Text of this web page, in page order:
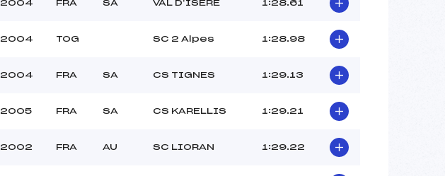
2004 FRA SA VAL D’ISERE 1:28.61
2004 TOG SC 2 Alpes 1:28.98
2004 FRA SA CS TIGNES 1:29.13
2005 FRA SA CS KARELLIS 1:29.21
2002 FRA AU SC LIORAN 1:29.22